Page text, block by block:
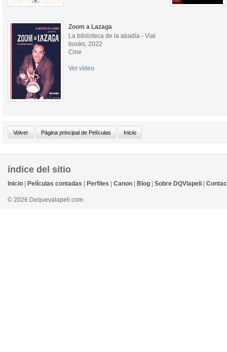
Zoom a Lazaga
La biblioteca de la abadía - Vial
books, 2022
Cine
Ver vídeo
índice del sitio
Inicio Películas contadas Perfiles Canon Blog Sobre DQVlapeli
© 2026 Dequevalapeli.com